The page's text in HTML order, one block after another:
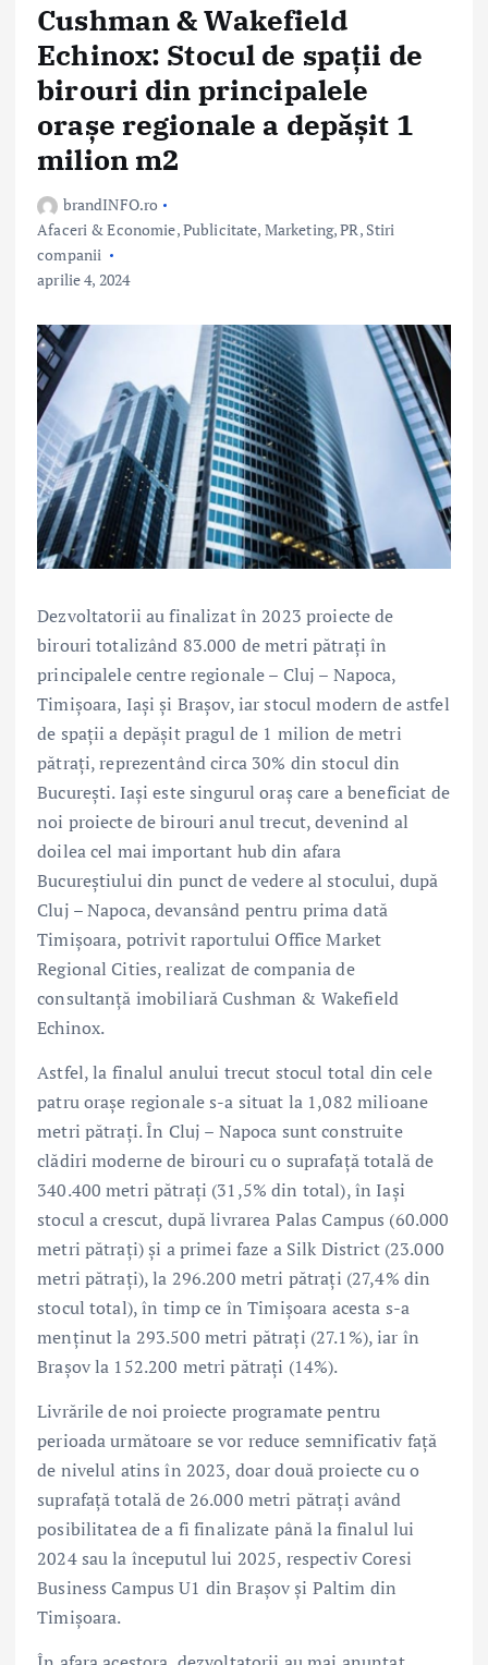
Cushman & Wakefield
Echinox: Stocul de spații de
birouri din principalele
orașe regionale a depășit 1
milion m2
brandINFO.ro
Afaceri & Economie,Publicitate, Marketing, PR, Stiri
companii
aprilie 4, 2024
Dezvoltatorii au finalizat în 2023 proiecte de
birouri totalizând 83.000 de metri pătrați în
principalele centre regionale – Cluj – Napoca,
Timișoara, Iași și Brașov, iar stocul modern de astfel
de spații a depășit pragul de 1 milion de metri
pătrați, reprezentând circa 30% din stocul din
București. Iași este singurul oraș care a beneficiat de
noi proiecte de birouri anul trecut, devenind al
doilea cel mai important hub din afara
Bucureștiului din punct de vedere al stocului, după
Cluj – Napoca, devansând pentru prima dată
Timișoara, potrivit raportului Office Market
Regional Cities, realizat de compania de
consultanță imobiliară Cushman & Wakefield
Echinox.
Astfel, la finalul anului trecut stocul total din cele
patru orașe regionale s-a situat la 1,082 milioane
metri pătrați. În Cluj – Napoca sunt construite
clădiri moderne de birouri cu o suprafață totală de
340.400 metri pătrați (31,5% din total), în Iași
stocul a crescut, după livrarea Palas Campus (60.000
metri pătrați) și a primei faze a Silk District (23.000
metri pătrați), la 296.200 metri pătrați (27,4% din
stocul total), în timp ce în Timișoara acesta s-a
menținut la 293.500 metri pătrați (27.1%), iar în
Brașov la 152.200 metri pătrați (14%).
Livrările de noi proiecte programate pentru
perioada următoare se vor reduce semnificativ față
de nivelul atins în 2023, doar două proiecte cu o
suprafață totală de 26.000 metri pătrați având
posibilitatea de a fi finalizate până la finalul lui
2024 sau la începutul lui 2025, respectiv Coresi
Business Campus U1 din Brașov și Paltim din
Timișoara.